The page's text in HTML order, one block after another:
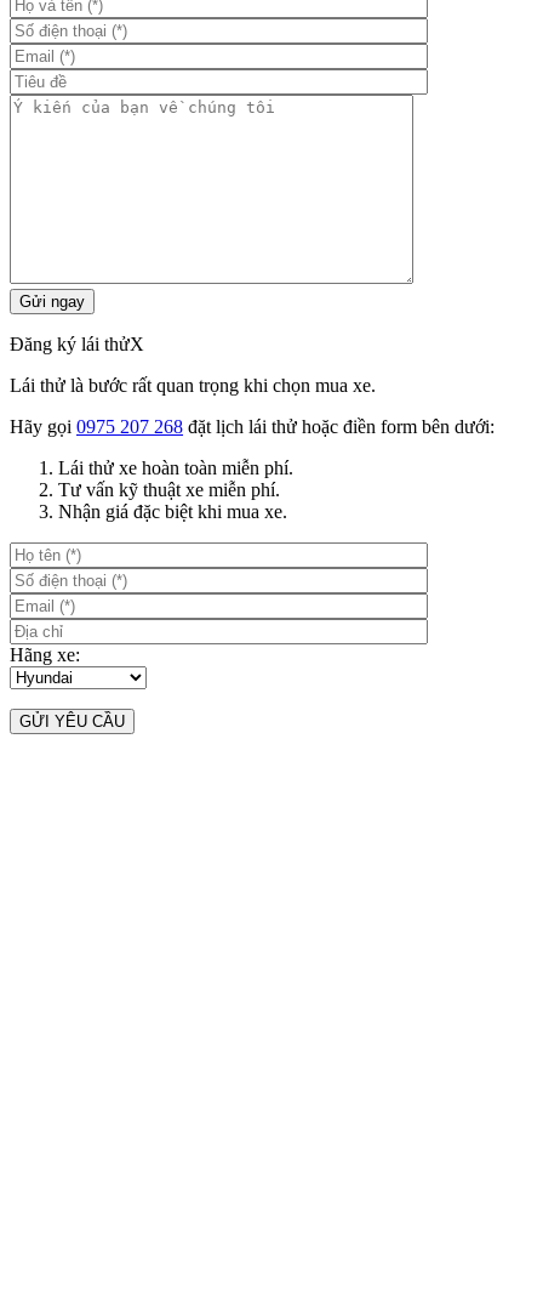
Đăng ký lái thửX
Lái thử là bước rất quan trọng khi chọn mua xe.
Hãy gọi 0975 207 268 đặt lịch lái thử hoặc điền form bên dưới:
Lái thử xe hoàn toàn miễn phí.
Tư vấn kỹ thuật xe miễn phí.
Nhận giá đặc biệt khi mua xe.
Hãng xe: